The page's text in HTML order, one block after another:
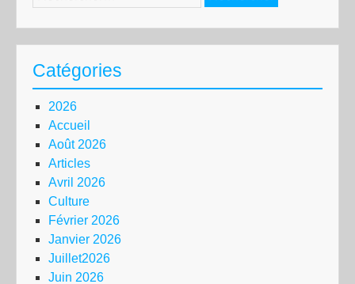
Catégories
2026
Accueil
Août 2026
Articles
Avril 2026
Culture
Février 2026
Janvier 2026
Juillet2026
Juin 2026